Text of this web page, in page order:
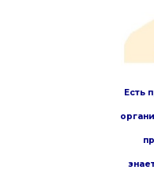
Есть